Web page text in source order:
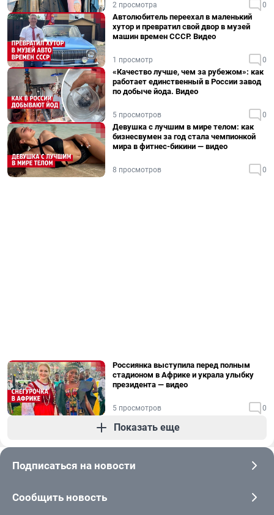
2 просмотра 0
Автолюбитель переехал в маленький
хутор и превратил свой двор в музей
машин времен СССР. Видео
1 просмотр 0
«Качество лучше, чем за рубежом»: как
работает единственный в России завод
по добыче йода. Видео
5 просмотров 0
Девушка с лучшим в мире телом: как
бизнесвумен за год стала чемпионкой
мира в фитнес-бикини — видео
8 просмотров 0
Россиянка выступила перед полным
стадионом в Африке и украла улыбку
президента — видео
5 просмотров 0
Показать еще
Подписаться на новости
Сообщить новость